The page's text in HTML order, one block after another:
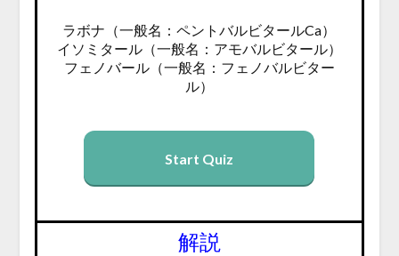
ラボナ（一般名：ペントバルビタールCa）
イソミタール（一般名：アモバルビタール）
フェノバール（一般名：フェノバルビター
ル）
Start Quiz
解説